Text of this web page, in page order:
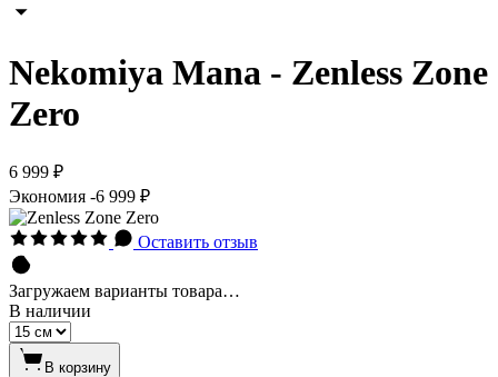
Nekomiya Mana - Zenless Zone
Zero
6 999 ₽
Экономия -6 999 ₽
Оставить отзыв
Загружаем варианты товара…
В наличии
В корзину